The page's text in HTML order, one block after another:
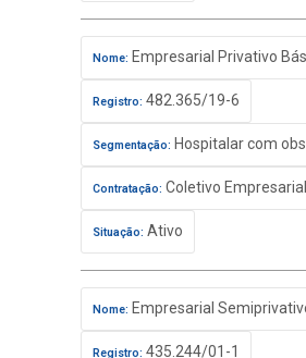
Nome: Empresarial Privativo
Registro: 482.365/19-6
Segmentação: Hospitalar com
Contratação: Coletivo Empresarial
Situação: Ativo
Nome: Empresarial
Registro: 435.244/01-1